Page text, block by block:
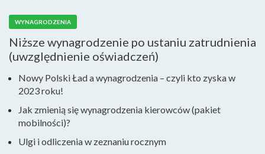
WYNAGRODZENIA
Niższe wynagrodzenie po ustaniu zatrudnienia
(uwzględnienie oświadczeń)
Nowy Polski Ład a wynagrodzenia – czyli kto zyska w
2023 roku!
Jak zmienią się wynagrodzenia kierowców (pakiet
mobilności)?
Ulgi i odliczenia w zeznaniu rocznym